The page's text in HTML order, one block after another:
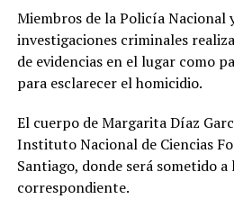
Miembros de la Policía Nacional
investigaciones criminales
de evidencias en el lugar como
para esclarecer el homicidio.
El cuerpo de Margarita Díaz
Instituto Nacional de Ciencias
Santiago, donde será sometido a
correspondiente.